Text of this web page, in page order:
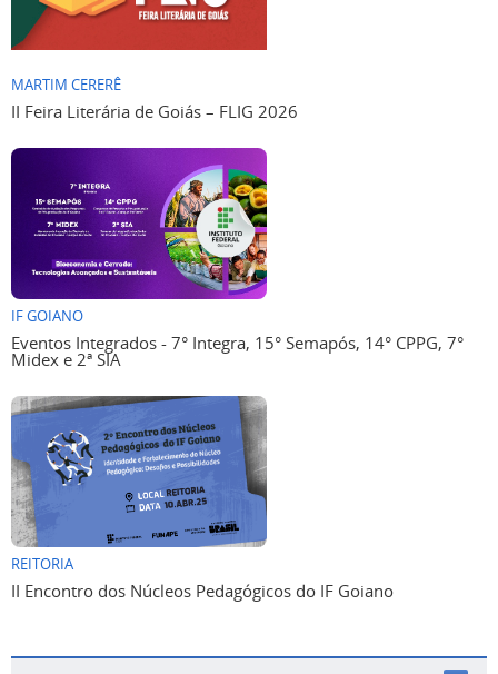
MARTIM CERERÊ
II Feira Literária de Goiás – FLIG 2026
IF GOIANO
Eventos Integrados - 7° Integra, 15° Semapós, 14° CPPG, 7°
Midex e 2ª SIA
REITORIA
II Encontro dos Núcleos Pedagógicos do IF Goiano